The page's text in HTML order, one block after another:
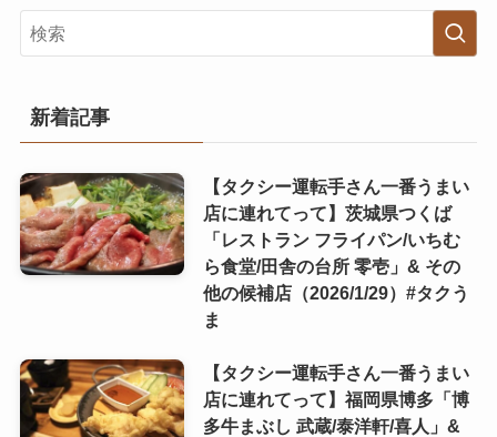
新着記事
【タクシー運転手さん一番うまい
店に連れてって】茨城県つくば
「レストラン フライパン/いちむ
ら食堂/田舎の台所 零壱」& その
他の候補店（2026/1/29）#タクう
ま
【タクシー運転手さん一番うまい
店に連れてって】福岡県博多「博
多牛まぶし 武蔵/泰洋軒/喜人」&